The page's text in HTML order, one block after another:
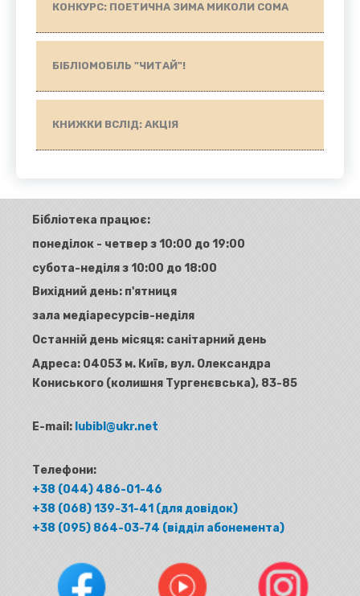
КОНКУРС: ПОЕТИЧНА ЗИМА МИКОЛИ СОМА
БІБЛІОМОБІЛЬ "ЧИТАЙ"!
КНИЖКИ ВСЛІД: АКЦІЯ
Бібліотека працює:
понеділок - четвер з 10:00 до 19:00
субота-неділя з 10:00 до 18:00
Вихідний день: п'ятниця
зала медіаресурсів-неділя
Останній день місяця: санітарний день
Адреса: 04053 м. Київ, вул. Олександра
Кониського (колишня Тургенєвська), 83-85
E-mail: lubibl@ukr.net
Телефони:
+38 (044) 486-01-46
+38 (068) 139-31-41 (для довідок)
+38 (095) 864-03-74 (відділ абонемента)